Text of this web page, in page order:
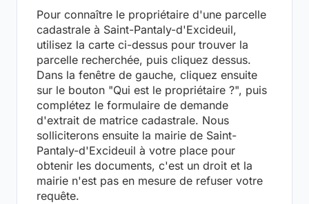
Pour connaître le propriétaire d'une parcelle
cadastrale à Saint-Pantaly-d'Excideuil,
utilisez la carte ci-dessus pour trouver la
parcelle recherchée, puis cliquez dessus.
Dans la fenêtre de gauche, cliquez ensuite
sur le bouton "Qui est le propriétaire ?", puis
complétez le formulaire de demande
d'extrait de matrice cadastrale. Nous
solliciterons ensuite la mairie de Saint-
Pantaly-d'Excideuil à votre place pour
obtenir les documents, c'est un droit et la
mairie n'est pas en mesure de refuser votre
requête.